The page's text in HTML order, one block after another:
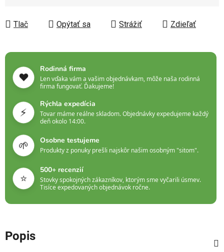
Tlač
Opýtať sa Strážiť Zdieľať
❤️
Rodinná firma
Len vďaka vám a vašim objednávkam, môže naša rodinná
firma fungovať. Ďakujeme!
⚡
Rýchla expedícia
Tovar máme reálne skladom. Objednávky expedujeme každý
deň okolo 14:00.
🌱 Osobne testujeme
Produkty z ponuky prešli najskôr našim osobným "sitom".
⭐
500+ recenzií
Stovky spokojných zákazníkov, ktorým sme vyčarili úsmev.
Tisíce expedovaných objednávok ročne.
Popis